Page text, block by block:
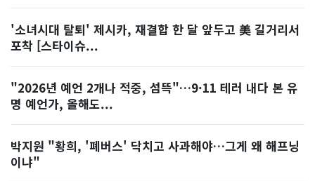
'소녀시대 탈퇴' 제시카, 재결합 한 달 앞두고 美 길거리서
포착 [스타이슈...
"2026년 예언 2개나 적중, 섬뜩"…9·11 테러 내다 본 유
명 예언가, 올해도...
박지원 "황희, '폐버스' 닥치고 사과해야…그게 왜 해프닝
이냐"